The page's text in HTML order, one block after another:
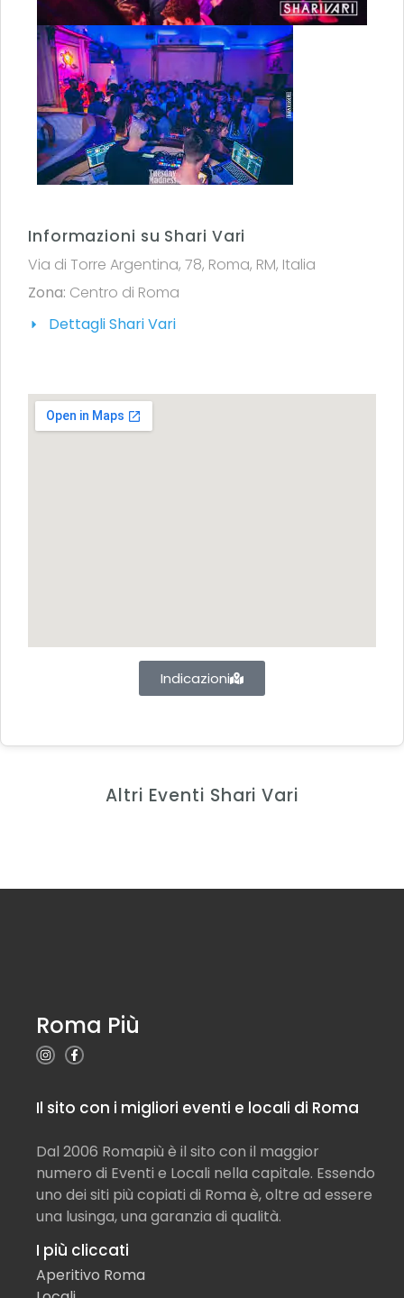
Informazioni su Shari Vari
Via di Torre Argentina, 78, Roma, RM, Italia
Zona: Centro di Roma
Dettagli Shari Vari
Indicazioni
Altri Eventi Shari Vari
Roma Più
Il sito con i migliori eventi e locali di Roma
Dal 2006 Romapiù è il sito con il maggior
numero di Eventi e Locali nella capitale. Essendo
uno dei siti più copiati di Roma è, oltre ad essere
una lusinga, una garanzia di qualità.
I più cliccati
Aperitivo Roma